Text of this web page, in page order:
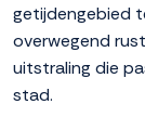
getijdengebied
overwegend
uitstraling die
stad.